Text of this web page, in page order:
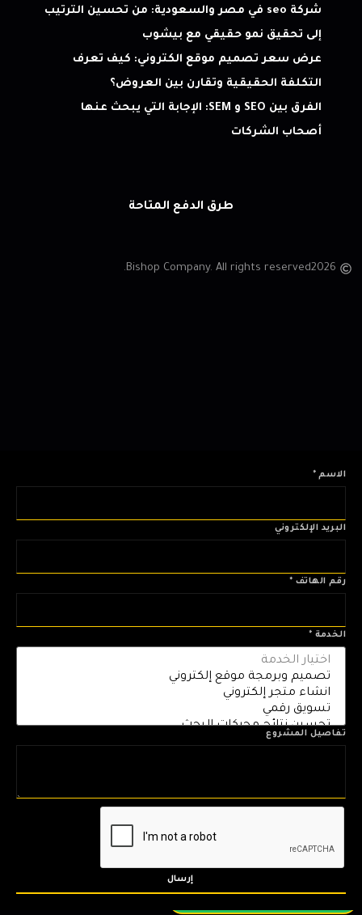
اهلاً بك اضغط هنا للمساعدة
شركة seo في مصر والسعودية: من تحسين الترتيب
إلى تحقيق نمو حقيقي مع بيشوب
عرض سعر تصميم موقع الكتروني: كيف تعرف
التكلفة الحقيقية وتقارن بين العروض؟
الفرق بين SEO و SEM: الإجابة التي يبحث عنها
أصحاب الشركات
طرق الدفع المتاحة
2026
Bishop Company. All rights reserved.
الاسم *
البريد الإلكتروني
رقم الهاتف *
الخدمة *
تفاصيل المشروع
إرسال